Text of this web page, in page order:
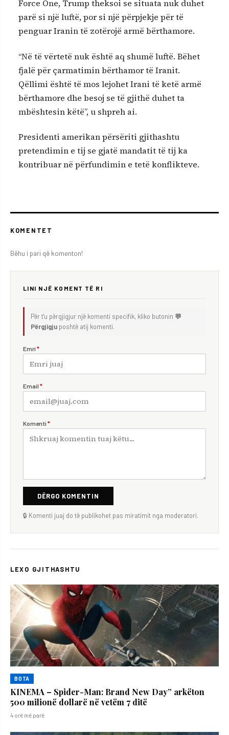
Force One, Trump theksoi se situata nuk duhet
parë si një luftë, por si një përpjekje për të
penguar Iranin të zotërojë armë bërthamore.
“Në të vërtetë nuk është aq shumë luftë. Bëhet
fjalë për çarmatimin bërthamor të Iranit.
Qëllimi është të mos lejohet Irani të ketë armë
bërthamore dhe besoj se të gjithë duhet ta
mbështesin këtë”, u shpreh ai.
Presidenti amerikan përsëriti gjithashtu
pretendimin e tij se gjatë mandatit të tij ka
kontribuar në përfundimin e tetë konflikteve.
KOMENTET
Bëhu i pari që komenton!
LINI NJË KOMENT TË RI
Për t'u përgjigjur një komenti specifik, kliko butonin 💬
Përgjigju poshtë atij komenti.
Emri *
Email *
Komenti *
DËRGO KOMENTIN
🔒 Komenti juaj do të publikohet pas miratimit nga moderatori.
LEXO GJITHASHTU
BOTA
KINEMA – Spider-Man: Brand New Day” arkëton
500 milionë dollarë në vetëm 7 ditë
4 orë më parë